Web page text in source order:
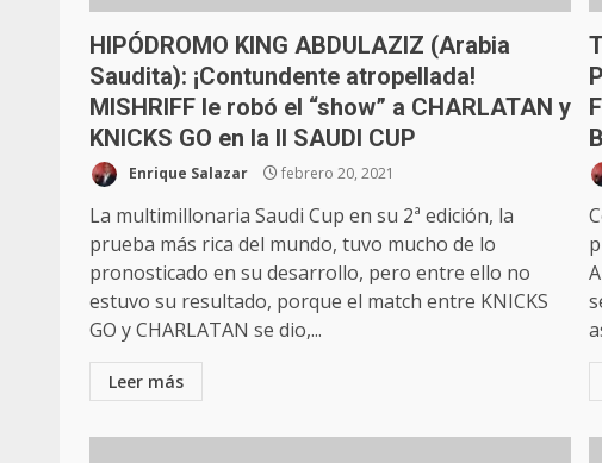
HIPÓDROMO KING ABDULAZIZ (Arabia
Saudita): ¡Contundente atropellada!
MISHRIFF le robó el “show” a CHARLATAN y
KNICKS GO en la II SAUDI CUP
Enrique Salazar febrero 20, 2021
La multimillonaria Saudi Cup en su 2ª edición, la
prueba más rica del mundo, tuvo mucho de lo
pronosticado en su desarrollo, pero entre ello no
estuvo su resultado, porque el match entre KNICKS
GO y CHARLATAN se dio,...
Leer más